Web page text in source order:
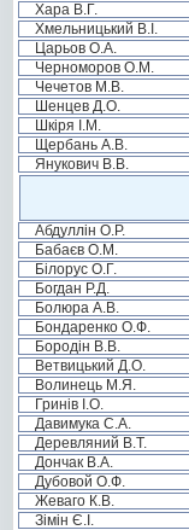
Хара В.Г.
Хмельницький В.І.
Царьов О.А.
Черноморов О.М.
Чечетов М.В.
Шенцев Д.О.
Шкіря І.М.
Щербань А.В.
Янукович В.В.
Абдуллін О.Р.
Бабаєв О.М.
Білорус О.Г.
Богдан Р.Д.
Болюра А.В.
Бондаренко О.Ф.
Бородін В.В.
Ветвицький Д.О.
Волинець М.Я.
Гринів І.О.
Давимука С.А.
Деревляний В.Т.
Дончак В.А.
Дубовой О.Ф.
Жеваго К.В.
Зімін Є.І.